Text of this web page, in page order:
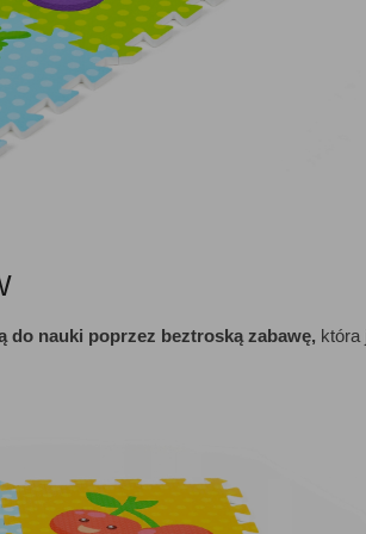
do nauki poprzez beztroską zabawę, która